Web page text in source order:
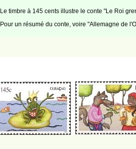
Le timbre à 145 cents illustre le conte "Le Roi
Pour un résumé du conte, voire "Allemagne de